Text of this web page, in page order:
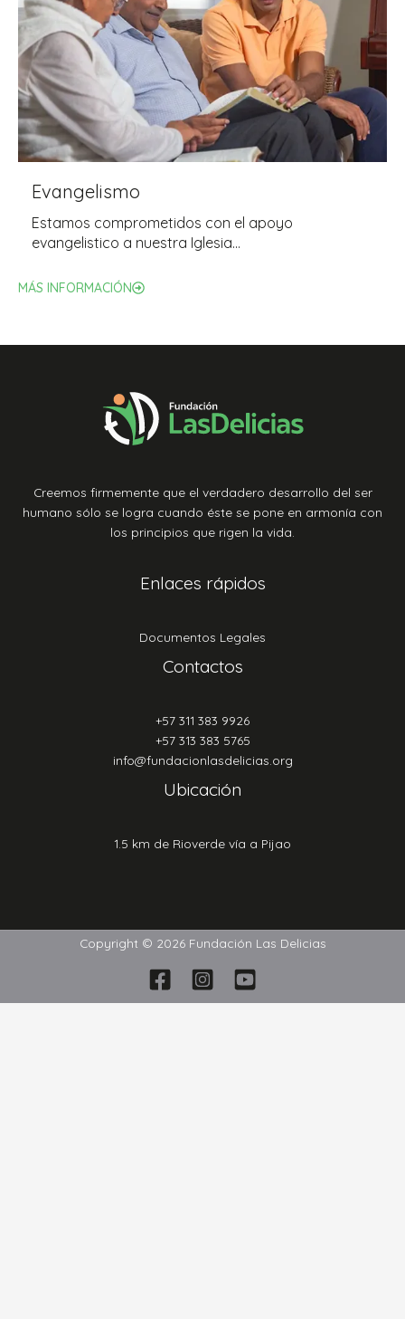
Evangelismo
Estamos comprometidos con el apoyo
evangelistico a nuestra Iglesia…
MÁS INFORMACIÓN
Creemos firmemente que el verdadero desarrollo del ser
humano sólo se logra cuando éste se pone en armonía con
los principios que rigen la vida.
Enlaces rápidos
Documentos Legales
Contactos
+57 311 383 9926
+57 313 383 5765
info@fundacionlasdelicias.org
Ubicación
1.5 km de Rioverde vía a Pijao
Copyright © 2026 Fundación Las Delicias